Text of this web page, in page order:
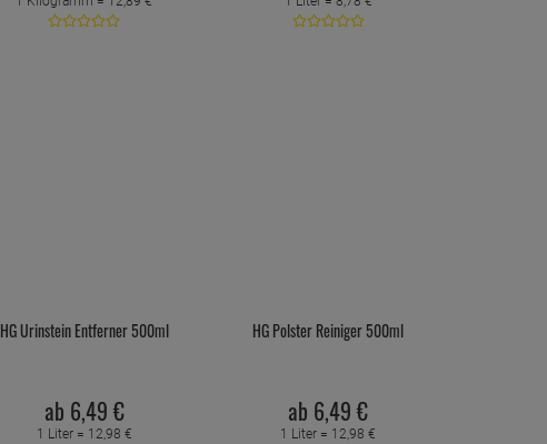
HG Urinstein Entferner 500ml
ab 6,49 €
1 Liter = 12,98 €
HG Polster Reiniger 500ml
ab 6,49 €
1 Liter = 12,98 €